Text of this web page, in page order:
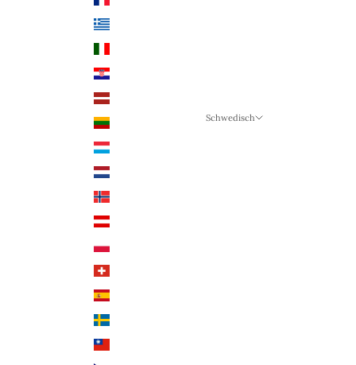
Griechenland (EUR €)
Kroatien (EUR €)
Lettland (EUR €)
Litauen (EUR €)
Luxemburg (EUR €)
Niederlande (EUR €)
Norwegen (NOK)
Österreich (EUR €)
Polen (PLN)
Spanien (EUR €)
Schweden (SEK)
Schwedisch